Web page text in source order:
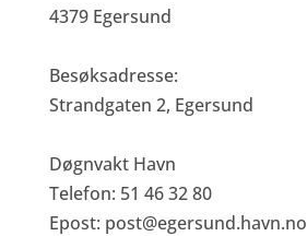
4379 Egersund
Besøksadresse:
Strandgaten 2, Egersund
Døgnvakt Havn
Telefon: 51 46 32 80
Epost: post@egersund.havn.no